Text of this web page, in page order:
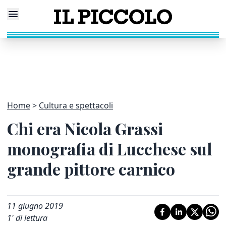
Home Cultura e spettacoli
Chi era Nicola Grassi
monografia di Lucchese sul
grande pittore carnico
11 giugno 2019
1' di lettura